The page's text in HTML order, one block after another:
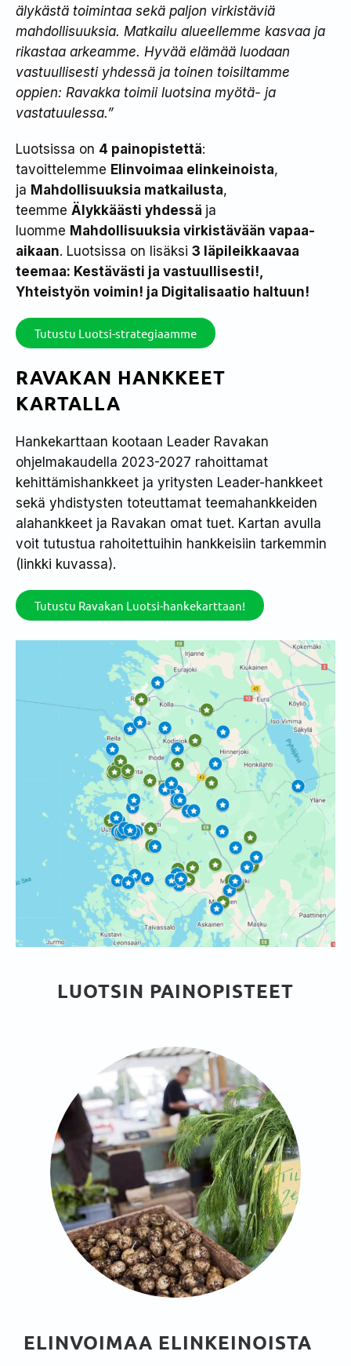
älykästä toimintaa sekä paljon virkistäviä
mahdollisuuksia. Matkailu alueellemme kasvaa ja
rikastaa arkeamme. Hyvää elämää luodaan
vastuullisesti yhdessä ja toinen toisiltamme
oppien: Ravakka toimii luotsina myötä- ja
vastatuulessa.”
Luotsissa on 4 painopistettä:
tavoittelemme Elinvoimaa elinkeinoista,
ja Mahdollisuuksia matkailusta,
teemme Älykkäästi yhdessä ja
luomme Mahdollisuuksia virkistävään vapaa-
aikaan. Luotsissa on lisäksi 3 läpileikkaavaa
teemaa: Kestävästi ja vastuullisesti!,
Yhteistyön voimin! ja Digitalisaatio haltuun!
Tutustu Luotsi-strategiaamme
RAVAKAN HANKKEET
KARTALLA
Hankekarttaan kootaan Leader Ravakan
ohjelmakaudella 2023-2027 rahoittamat
kehittämishankkeet ja yritysten Leader-hankkeet
sekä yhdistysten toteuttamat teemahankkeiden
alahankkeet ja Ravakan omat tuet. Kartan avulla
voit tutustua rahoitettuihin hankkeisiin tarkemmin
(linkki kuvassa).
Tutustu Ravakan Luotsi-hankekarttaan!
LUOTSIN PAINOPISTEET
ELINVOIMAA ELINKEINOISTA